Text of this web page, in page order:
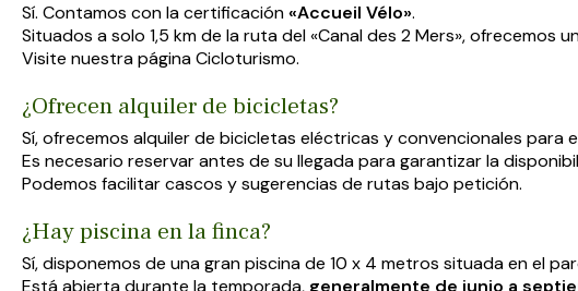
Sí. Contamos con la certificación«Accueil Vélo».
Situados a solo 1,5 km de la ruta del «Canal des 2 Mers»,
Visite nuestra páginaCicloturismo.
¿Ofrecen alquiler de bicicletas?
Sí, ofrecemos alquiler de bicicletas eléctricas y convencionales para
Es necesario reservar antes de su llegada para garantizar la
Podemos facilitar cascos y sugerencias de rutas bajo petición.
¿Hay piscina en la finca?
Sí, disponemos de una gran piscina de 10 x 4 metros situada en el